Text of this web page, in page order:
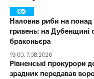
Наловив риби на понад
гривень: на Дубенщині
браконьєра
19:00, 7.08.2026
Рівненські прокурори
зрадник передавав